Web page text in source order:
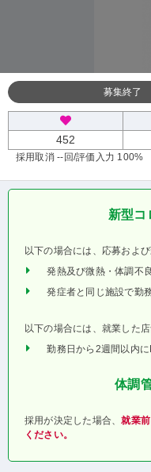
募集終了
452
採用取消 --回/評価入力 100%
新型コ
以下の場合には、応募およ
発熱及び微熱・体調不
発症者と同じ施設で勤
以下の場合には、就業した
勤務日から2週間以内
体調
採用が決定した場合、就業
ください。